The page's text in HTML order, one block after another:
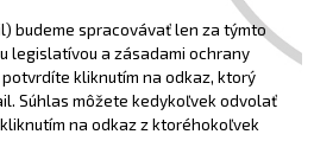
budeme spracovávať len za týmto
legislatívou a zásadami ochrany
kliknutím na odkaz, ktorý
Súhlas môžete kedykoľvek odvolať
na odkaz z ktoréhokoľvek